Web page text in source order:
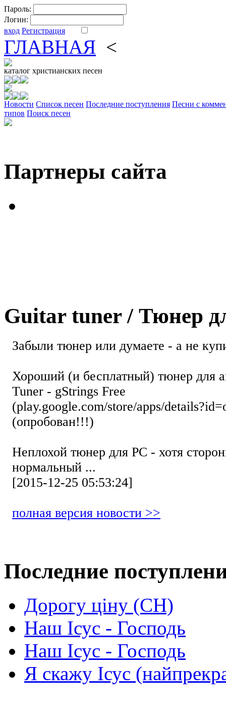
Пароль:
Логин:
вход Регистрация
ГЛАВНАЯ <
каталог христианских песен
Новости Cписок песен Последние поступления Песни с
типов Поиск песен
Партнеры сайта
Guitar tuner / Тюнер
Забыли тюнер или думаете - а не
Хороший (и бесплатный) тюнер для
Tuner - gStrings Free
(play.google.com/store/apps/
(опробован!!!)
Неплохой тюнер для РС - хотя
нормальный ...
[2015-12-25 05:53:24]
полная версия новости >>
Последние
Дорогу ціну (СН)
Наш Ісус - Господь
Наш Ісус - Господь
Я скажу Ісус